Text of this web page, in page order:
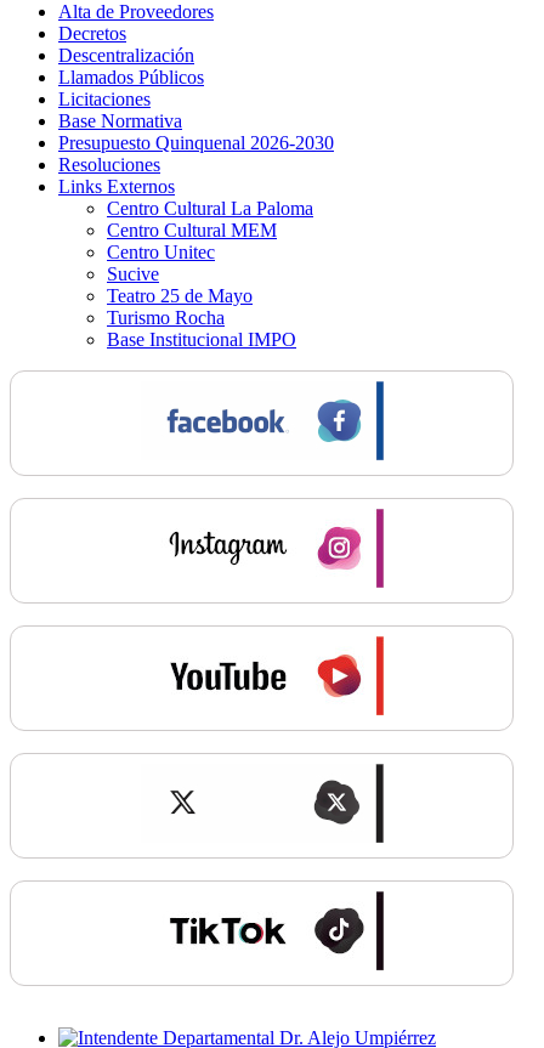
Alta de Proveedores
Decretos
Descentralización
Llamados Públicos
Licitaciones
Base Normativa
Presupuesto Quinquenal 2026-2030
Resoluciones
Links Externos
Centro Cultural La Paloma
Centro Cultural MEM
Centro Unitec
Sucive
Teatro 25 de Mayo
Turismo Rocha
Base Institucional IMPO